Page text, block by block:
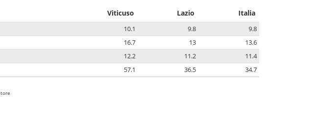
Viticuso Lazio Italia
10.1 9.8
9.8
16.7 13
13.6
12.2 11.2
11.4
57.1 36.5 34.7